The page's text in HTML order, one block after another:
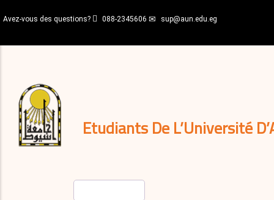
au
principal
Avez-vous des questions? 088-2345606 sup@aun.edu.eg
Etudiants De L’Université
décisions
Expatriés
Journal